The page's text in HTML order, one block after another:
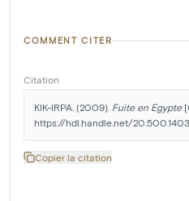
COMMENT CITER
Citation
KIK-IRPA. (2009). Fuite en Egypte
https://hdl.handle.net/
Copier la citation